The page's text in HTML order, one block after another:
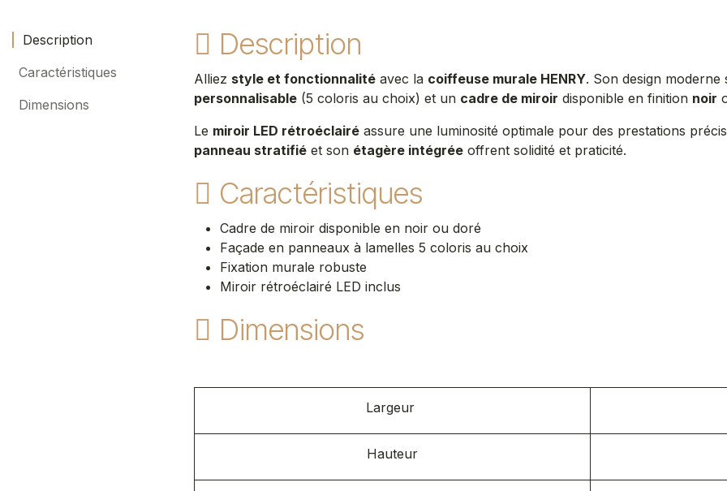
Description
Caractéristiques
Dimensions
Description
Alliez style et fonctionnalité avec la coiffeuse murale HENRY. Son design moderne
personnalisable (5 coloris au choix) et un cadre de miroir disponible en finition noir
Le miroir LED rétroéclairé assure une luminosité optimale pour des prestations
panneau stratifié et son étagère intégrée offrent solidité et praticité. ​
Caractéristiques
Cadre de miroir disponible en noir ou doré
Façade en panneaux à lamelles 5 coloris au choix
Fixation murale robuste
Miroir rétroéclairé LED inclus
Dimensions
Largeur
Hauteur